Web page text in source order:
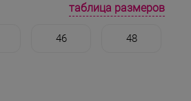
таблица размеров
46 48